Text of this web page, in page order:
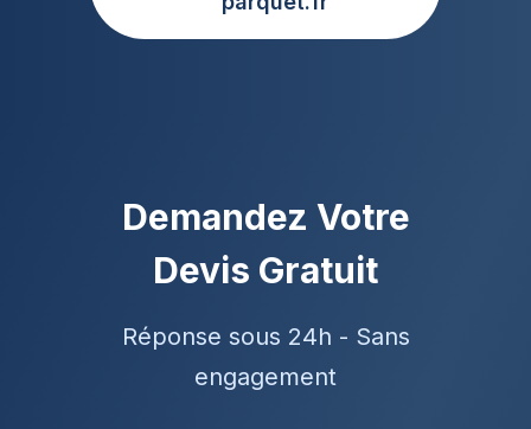
Demandez Votre
Devis Gratuit
Réponse sous 24h - Sans
engagement